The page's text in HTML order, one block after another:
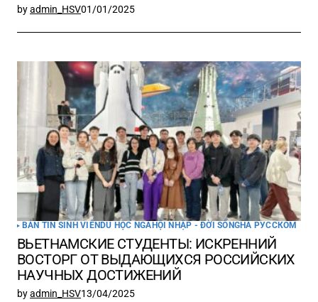
byadmin_HSV01/01/2025
BẢN TIN SINH VIÊN DU HỌC NGA HỘI NHẬP - ĐỜI SỐNGНА РУССКОМ
ВЬЕТНАМСКИЕ СТУДЕНТЫ: ИСКРЕННИЙ
ВОСТОРГ ОТ ВЫДАЮЩИХСЯ РОССИЙСКИХ
НАУЧНЫХ ДОСТИЖЕНИЙ
byadmin_HSV13/04/2025